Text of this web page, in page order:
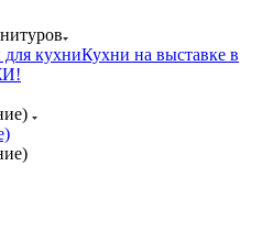
для кухниКухни на выставке в